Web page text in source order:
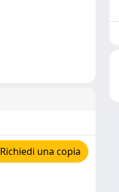
Richiedi una copia